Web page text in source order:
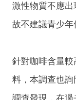
激性物質不應出
故不建議青少年
針對咖啡含量
料，本調查也詢
調查發現，在